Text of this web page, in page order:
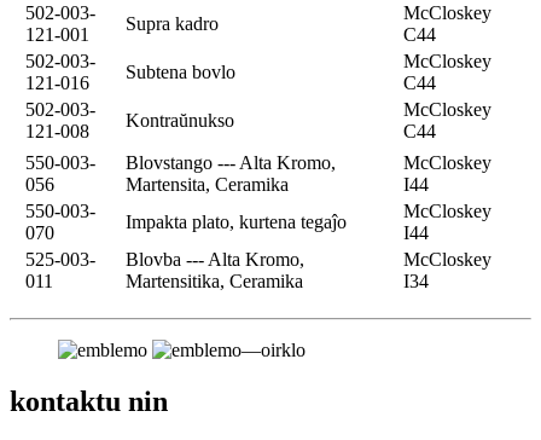
502-003-
121-001
Supra kadro
McCloskey
C44
502-003-
121-016
Subtena bovlo
McCloskey
C44
502-003-
121-008
Kontraŭnukso
McCloskey
C44
550-003-
056
Blovstango --- Alta Kromo,
Martensita, Ceramika
McCloskey
I44
550-003-
070
Impakta plato, kurtena tegaĵo
McCloskey
I44
525-003-
011
Blovba --- Alta Kromo,
Martensitika, Ceramika
McCloskey
I34
kontaktu nin